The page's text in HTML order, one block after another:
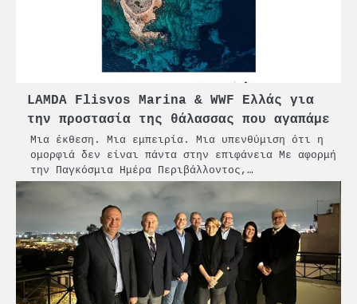
LAMDA Flisvos Marina & WWF Ελλάς για
την προστασία της θάλασσας που αγαπάμε
Μια έκθεση. Μια εμπειρία. Μια υπενθύμιση ότι η
ομορφιά δεν είναι πάντα στην επιφάνεια Με αφορμή
την Παγκόσμια Ημέρα Περιβάλλοντος,…
PCT: Διπλή διάκριση για την
υπεύθυνη ανάπτυξη και τη
βιώσιμη επιχειρηματικότητα
3
Γ. Ξηραδάκης: Η ευρωπαϊκή
στρατηγική αυτονομία περνά
μέσα από τη ναυτιλία
Ένωση Πλοιοκτητών Ρυμουλκών:
«Η ασφάλεια δεν μπορεί να
αποτελεί αντικείμενο
πολιτικών συμβιβασμών»
5
Πανεπιστήμιο Αιγαίου:
Πρωτοποριακό ναυτιλιακό
strategic debate